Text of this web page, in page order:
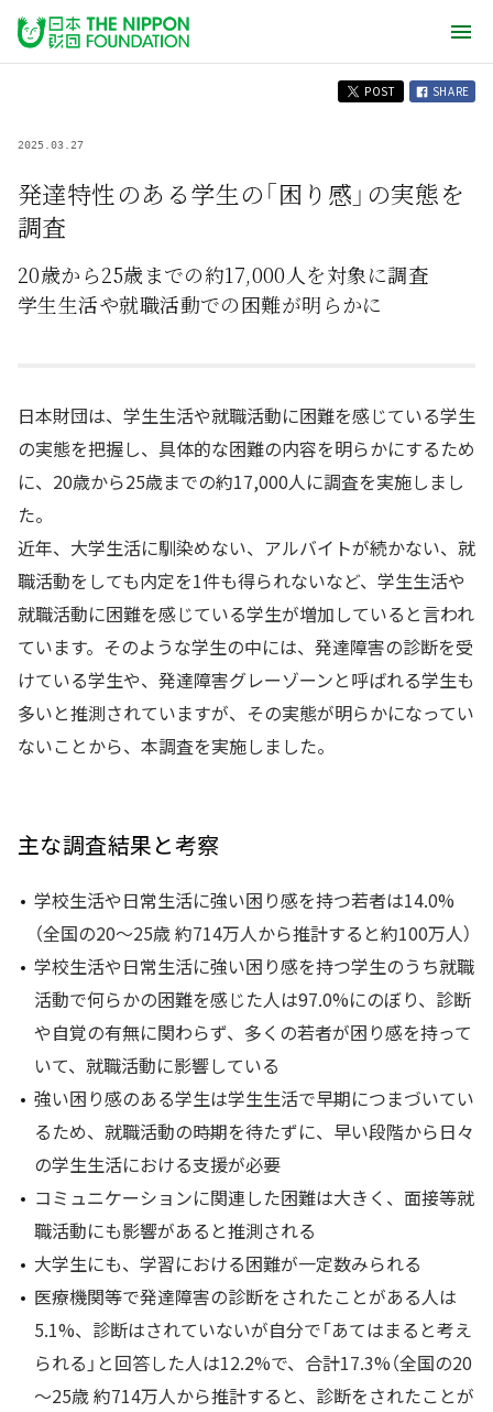
POST SHARE
2025.03.27
発達特性のある学生の「困り感」の実態を
調査
20歳から25歳までの約17,000人を対象に調査
学生生活や就職活動での困難が明らかに
日本財団は、学生生活や就職活動に困難を感じている学生
の実態を把握し、具体的な困難の内容を明らかにするため
に、20歳から25歳までの約17,000人に調査を実施しまし
た。
近年、大学生活に馴染めない、アルバイトが続かない、就
職活動をしても内定を1件も得られないなど、学生生活や
就職活動に困難を感じている学生が増加していると言われ
ています。そのような学生の中には、発達障害の診断を受
けている学生や、発達障害グレーゾーンと呼ばれる学生も
多いと推測されていますが、その実態が明らかになってい
ないことから、本調査を実施しました。
主な調査結果と考察
学校生活や日常生活に強い困り感を持つ若者は14.0%
（全国の20～25歳 約714万人から推計すると約100万人）
学校生活や日常生活に強い困り感を持つ学生のうち就職
活動で何らかの困難を感じた人は97.0%にのぼり、診断
や自覚の有無に関わらず、多くの若者が困り感を持って
いて、就職活動に影響している
強い困り感のある学生は学生生活で早期につまづいてい
るため、就職活動の時期を待たずに、早い段階から日々
の学生生活における支援が必要
コミュニケーションに関連した困難は大きく、面接等就
職活動にも影響があると推測される
大学生にも、学習における困難が一定数みられる
医療機関等で発達障害の診断をされたことがある人は
5.1%、診断はされていないが自分で「あてはまると考え
られる」と回答した人は12.2%で、合計17.3%（全国の20
～25歳 約714万人から推計すると、診断をされたことが